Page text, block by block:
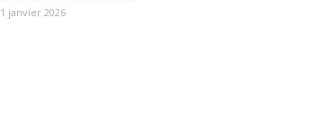
1 janvier 2026